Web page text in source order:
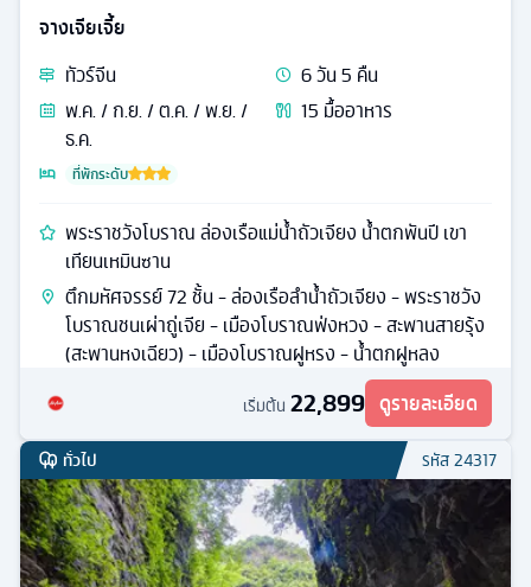
จางเจียเจี้ย
ทัวร์จีน 6วัน5 คืน
พ.ค. / ก.ย. / ต.ค. / พ.ย. /
ธ.ค.
15 มื้ออาหาร
ที่พักระดับ
พระราชวังโบราณ ล่องเรือแม่น้ำถัวเจียง น้ำตกพันปี เขา
เทียนเหมินซาน
ตึกมหัศจรรย์ 72 ชั้น - ล่องเรือลําน้ำถัวเจียง - พระราชวัง
โบราณชนเผ่าถู่เจีย - เมืองโบราณฟ่งหวง - สะพานสายรุ้ง
(สะพานหงเฉียว) - เมืองโบราณฝูหรง - น้ำตกฝูหลง
เริ่มต้น 22,899 ดูรายละเอียด
ทั่วไป รหัส24317